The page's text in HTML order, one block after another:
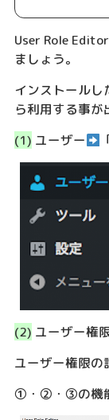
User Role
ましょう。
インストール
ら利用する事が
(1) ユーザー
(2) ユーザー権
ユーザー権限の
①・②・③の機能